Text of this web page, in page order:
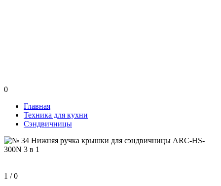
0
Главная
Техника для кухни
Сэндвичницы
1 / 0